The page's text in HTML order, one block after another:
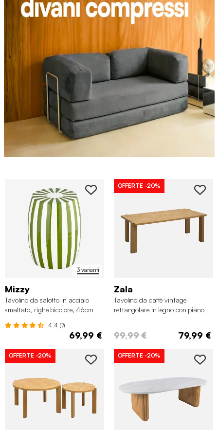
3 varianti
Mizzy
Tavolino da salotto in acciaio
smaltato, righe bicolore, 46cm
4.4 (7)
69,99 €
OFFERTE -20%
Zala
Tavolino da caffè vintage
rettangolare in legno con piano
99,99 € 79,99 €
OFFERTE -20% OFFERTE -20%